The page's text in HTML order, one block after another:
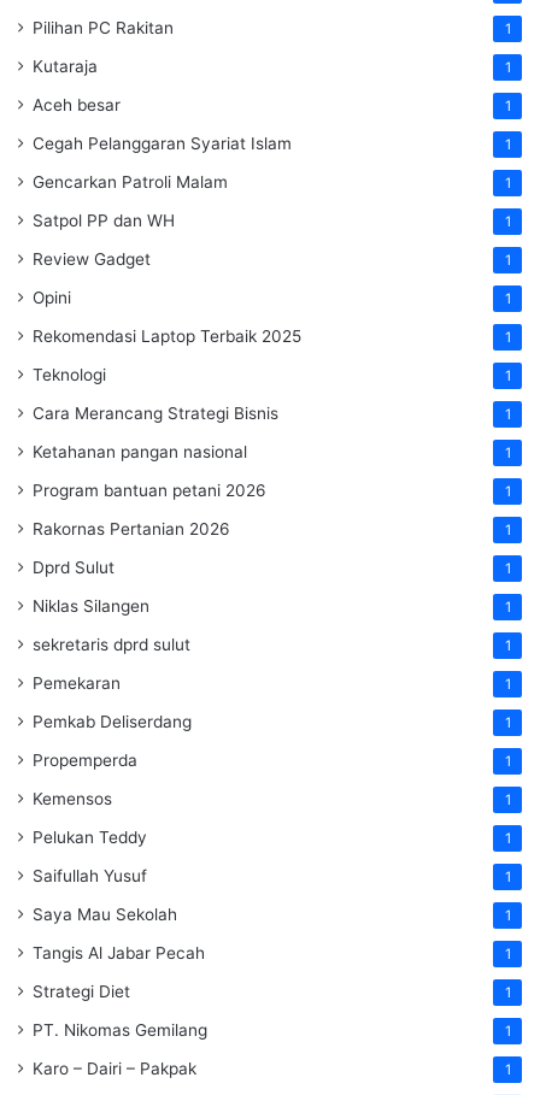
Pilihan PC Rakitan 1
Kutaraja 1
Aceh besar 1
Cegah Pelanggaran Syariat Islam 1
Gencarkan Patroli Malam 1
Satpol PP dan WH 1
Review Gadget 1
Opini 1
Rekomendasi Laptop Terbaik 2025 1
Teknologi 1
Cara Merancang Strategi Bisnis 1
Ketahanan pangan nasional 1
Program bantuan petani 2026 1
Rakornas Pertanian 2026 1
Dprd Sulut 1
Niklas Silangen 1
sekretaris dprd sulut 1
Pemekaran 1
Pemkab Deliserdang 1
Propemperda 1
Kemensos 1
Pelukan Teddy 1
Saifullah Yusuf 1
Saya Mau Sekolah 1
Tangis Al Jabar Pecah 1
Strategi Diet 1
PT. Nikomas Gemilang 1
Karo – Dairi – Pakpak 1